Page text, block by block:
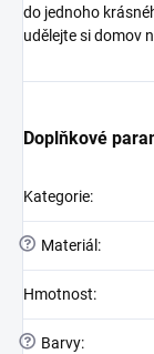
do jednoho
udělejte si domov
Doplňkové
Kategorie:
? Materiál :
Hmotnost:
? Barvy: